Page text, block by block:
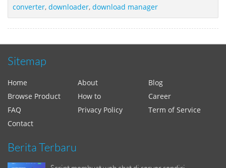
converter, downloader, download manager
Sitemap
Home About
Blog
Browse Product
How to
Career
FAQ
Privacy Policy
Term of Service
Contact
Berita Terbaru